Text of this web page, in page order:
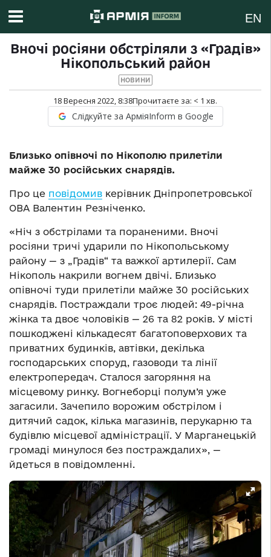
EN
Вночі росіяни обстріляли з «Градів»
Нікопольський район
НОВИНИ
18 Вересня 2022, 8:38Прочитаєте за: < 1 хв.
Слідкуйте за АрміяInform в Google
Близько опівночі по Нікополю прилетіли
майже 30 російських снарядів.
Про це повідомив керівник Дніпропетровської
ОВА Валентин Резніченко.
«Ніч з обстрілами та пораненими. Вночі
росіяни тричі ударили по Нікопольському
району — з „Градів“ та важкої артилерії. Сам
Нікополь накрили вогнем двічі. Близько
опівночі туди прилетіли майже 30 російських
снарядів. Постраждали троє людей: 49-річна
жінка та двоє чоловіків — 26 та 82 років. У місті
пошкоджені кількадесят багатоповерхових та
приватних будинків, автівки, декілька
господарських споруд, газоводи та лінії
електропередач. Сталося загоряння на
місцевому ринку. Вогнеборці полум’я уже
загасили. Зачепило ворожим обстрілом і
дитячий садок, кілька магазинів, перукарню та
будівлю місцевої адміністрації. У Марганецькій
громаді минулося без постраждалих», —
йдеться в повідомленні.